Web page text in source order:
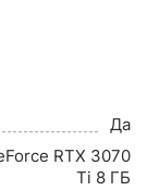
Да
RTX 3070
Ti 8 ГБ